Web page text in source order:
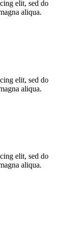
elit, sed do
aliqua.
elit, sed do
aliqua.
elit, sed do
aliqua.